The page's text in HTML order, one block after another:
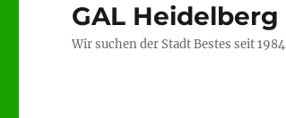
GAL Heidelberg
Wir suchen der Stadt Bestes seit 1984